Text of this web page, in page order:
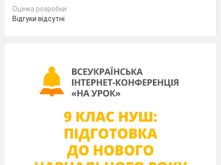
Prof.: Àmon avis il n`y a pas de Nouvel An sans arbre de
Qu`est-ce que symbolise cet arbre?
Oùpeut-on voir l`arbre de Noёl?
notre sapin. Je vous propose de le d
que vous voulez accrocher sur ses branches?
E1 – J`accroche uneétoile au sommet du sapin.
E2 – J`accroche les boules brillantes.
E3 – Et moi, je veux accrocher des jouets.
E4,5 – Nous pouvons accrocher les guirlandes.
Оцінка розробки
Відгуки відсутні